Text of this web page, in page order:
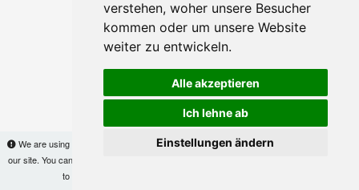
verstehen, woher unsere Besucher
kommen oder um unsere Website
weiter zu entwickeln.
Alle akzeptieren
Ich lehne ab
Einstellungen ändern
We are using cookies to provide statistics that help us give you the best experience of
our site. You can find out more
to use the site without changes, you are agreeing to it.